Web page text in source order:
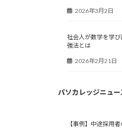
2026年3月2日
社会人が数学を学
強法とは
2026年2月21日
パソカレッジニュー
【事例】中途採用